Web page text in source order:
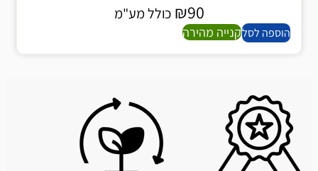
₪90 כולל מע"מ
הוספה לסלקנייה מהירה